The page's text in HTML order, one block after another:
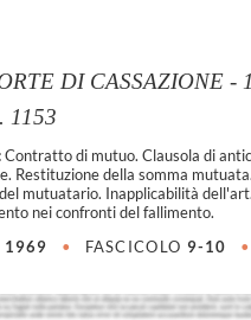
DI CASSAZIONE -
1153
Contratto di mutuo. Clausola di
Restituzione della somma
mutuatario. Inapplicabilità
nei confronti del fallimento.
1969 • FASCICOLO 9-10 •